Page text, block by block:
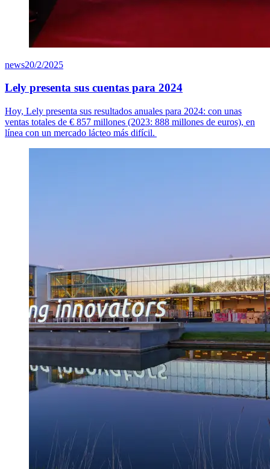
news20/2/2025
Lely presenta sus cuentas para 2024
Hoy, Lely presenta sus resultados anuales para 2024: con unas
ventas totales de € 857 millones (2023: 888 millones de euros), en
línea con un mercado lácteo más difícil.